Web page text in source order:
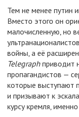
Тем не менее путин
Вместо этого он
малочисленную, но
войны, а её
Telegraph приводит
пропагандистов —
которые выступают
и призывают к
курсу кремля,